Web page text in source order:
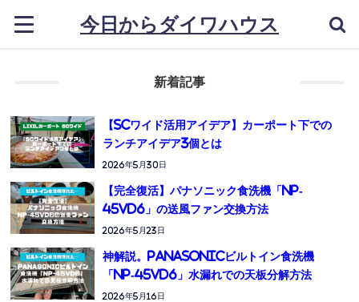
今日からダイワハウス
新着記事
【SCワイド活用アイデア】カーポート下での
ランチアイデア3個とは
2026年5月30日
【完全復活】パナソニック食洗機「NP-
45VD6」の送風ファン交換方法
2026年5月23日
神解説。Panasonicビルトイン食洗機
「NP-45VD6」水漏れでの天板分解方法
2026年5月16日